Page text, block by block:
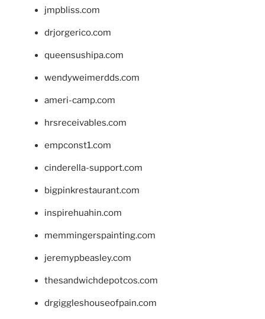
jmpbliss.com
drjorgerico.com
queensushipa.com
wendyweimerdds.com
ameri-camp.com
hrsreceivables.com
empconst1.com
cinderella-support.com
bigpinkrestaurant.com
inspirehuahin.com
memmingerspainting.com
jeremypbeasley.com
thesandwichdepotcos.com
drgiggleshouseofpain.com